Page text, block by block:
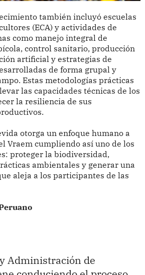
también incluyó escuelas
(ECA) y actividades de
como manejo integral de
control sanitario, producción
artificial y estrategias de
de forma grupal y
Estas metodologías prácticas
las capacidades técnicas de los
la resiliencia de sus
otorga un enfoque humano a
Vraem cumpliendo así uno de los
proteger la biodiversidad,
ambientales y generar una
aleja a los participantes de las
Administración de